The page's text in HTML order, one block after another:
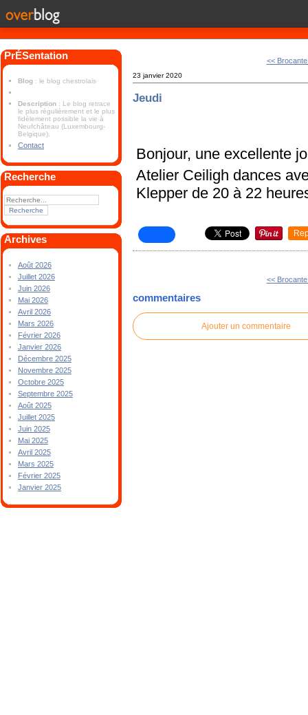
PrÉSentation
Blog : le blog chestrolais
Description : Le blog retrace
le plus régulièrement et le plus
fidèlement possible la vie à
Neufchâteau (Luxembourg-
Belgique).
Contact
Recherche
Archives
Août 2026
Juillet 2026
Juin 2026
Mai 2026
Avril 2026
Mars 2026
Février 2026
Janvier 2026
Décembre 2025
Novembre 2025
Octobre 2025
Septembre 2025
Août 2025
Juillet 2025
Juin 2025
Mai 2025
Avril 2025
Mars 2025
Février 2025
Janvier 2025
<<
23 janvier 2020
Jeudi
Bonjour, une excellente
Atelier Ceiligh dances
Klepper de 20 à 22
<<
commentaires
Ajouter un commentaire